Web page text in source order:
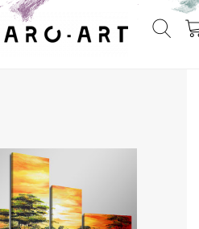
- Zonsondergang in Afrika,